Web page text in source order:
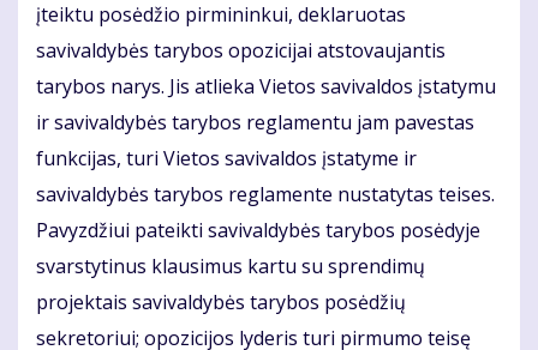
įteiktu posėdžio pirmininkui, deklaruotas
savivaldybės tarybos opozicijai atstovaujantis
tarybos narys. Jis atlieka Vietos savivaldos įstatymu
ir savivaldybės tarybos reglamentu jam pavestas
funkcijas, turi Vietos savivaldos įstatyme ir
savivaldybės tarybos reglamente nustatytas teises.
Pavyzdžiui pateikti savivaldybės tarybos posėdyje
svarstytinus klausimus kartu su sprendimų
projektais savivaldybės tarybos posėdžių
sekretoriui; opozicijos lyderis turi pirmumo teisę